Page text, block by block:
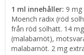
1 ml innehåller: 9
Moench radix (röd
från röd solhatt. 14
(malabarnöt),
malabarnöt. 2 mg